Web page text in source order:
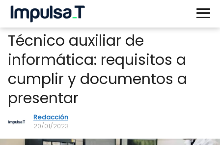
Técnico auxiliar de
informática: requisitos a
cumplir y documentos a
presentar
Redacción
20/01/2023